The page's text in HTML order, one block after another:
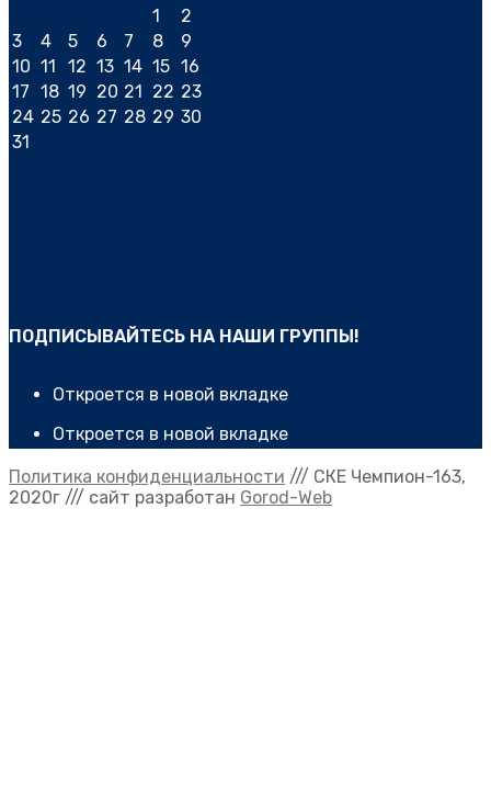
1
2
3
4 5 6 7 8
9
10 11 12 13 14 15 16
17 18 19 20 21 22 23
24 25 26 27 28 29 30
31
ПОДПИСЫВАЙТЕСЬ НА НАШИ ГРУППЫ!
Откроется в новой вкладке
Откроется в новой вкладке
Политика конфиденциальности /// CКЕ Чемпион-163,
2020г /// сайт разработан Gorod-Web